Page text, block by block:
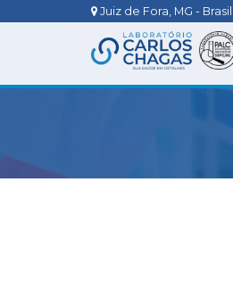
Juiz de Fora, MG - Brasil